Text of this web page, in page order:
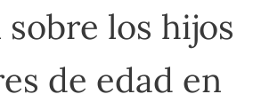
los hijos
de edad en